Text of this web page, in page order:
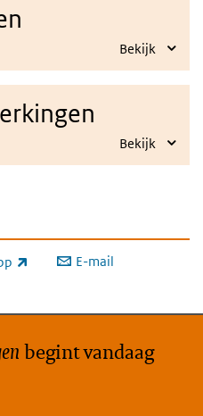
Bekijk
Bekijk
E-mail
begint vandaag